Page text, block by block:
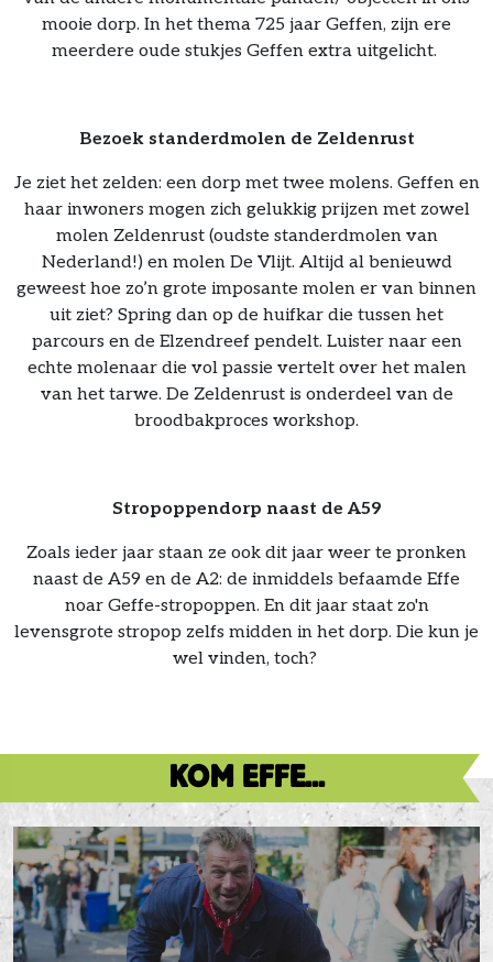
mooie dorp. In het thema 725 jaar Geffen, zijn ere
meerdere oude stukjes Geffen extra uitgelicht.
Bezoek standerdmolen de Zeldenrust
Je ziet het zelden: een dorp met twee molens. Geffen en
haar inwoners mogen zich gelukkig prijzen met zowel
molen Zeldenrust (oudste standerdmolen van
Nederland!) en molen De Vlijt. Altijd al benieuwd
geweest hoe zo’n grote imposante molen er van binnen
uit ziet? Spring dan op de huifkar die tussen het
parcours en de Elzendreef pendelt. Luister naar een
echte molenaar die vol passie vertelt over het malen
van het tarwe. De Zeldenrust is onderdeel van de
broodbakproces workshop.
Stropoppendorp naast de A59
Zoals ieder jaar staan ze ook dit jaar weer te pronken
naast de A59 en de A2: de inmiddels befaamde Effe
noar Geffe-stropoppen. En dit jaar staat zo'n
levensgrote stropop zelfs midden in het dorp. Die kun je
wel vinden, toch?
KOM EFFE...